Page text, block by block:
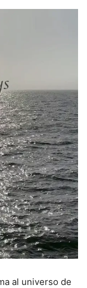
al universo de